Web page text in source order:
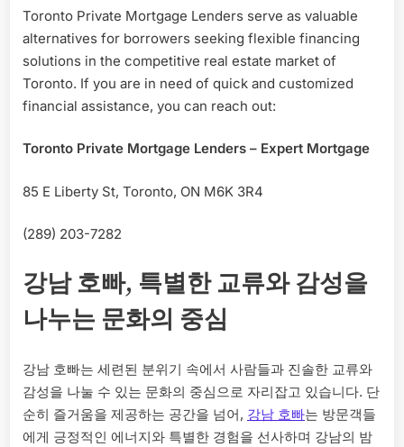
Toronto Private Mortgage Lenders serve as valuable
alternatives for borrowers seeking flexible financing
solutions in the competitive real estate market of
Toronto. If you are in need of quick and customized
financial assistance, you can reach out:
Toronto Private Mortgage Lenders – Expert Mortgage
85 E Liberty St, Toronto, ON M6K 3R4
(289) 203-7282
강남 호빠, 특별한 교류와 감성을
나누는 문화의 중심
강남 호빠는 세련된 분위기 속에서 사람들과 진솔한 교류와
감성을 나눌 수 있는 문화의 중심으로 자리잡고 있습니다. 단
순히 즐거움을 제공하는 공간을 넘어, 강남 호빠는 방문객들
에게 긍정적인 에너지와 특별한 경험을 선사하며 강남의 밤